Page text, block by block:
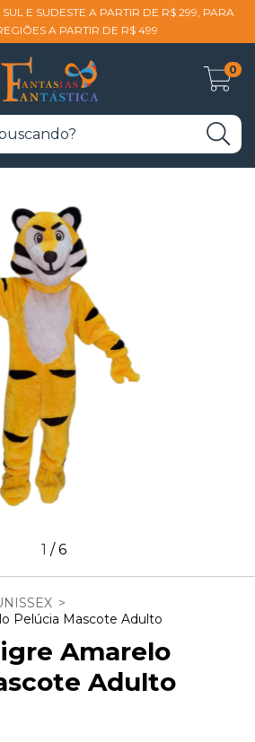
E SUDESTE A PARTIR DE R$ 299, PARA
A PARTIR DE R$ 499
0
1 /6
>
Pelúcia Mascote Adulto
Amarelo
Adulto